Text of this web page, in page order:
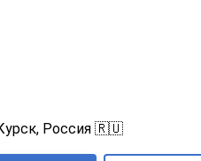
Россия 🇷🇺